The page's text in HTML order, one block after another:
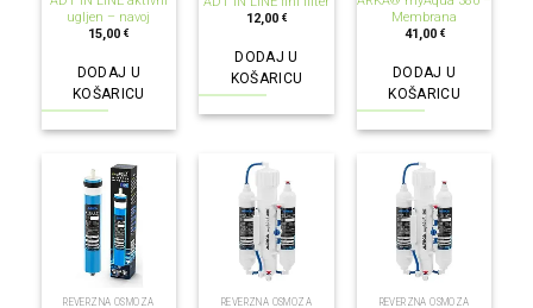
ugljen – navoj
15,00€
DODAJ U
KOŠARICU
12,00 €
DODAJ U
KOŠARICU
Membrana
41,00 €
DODAJ U
KOŠARICU
REVERZNA OSMOZA REVERZNA OSMOZA REVERZNA OSMOZA